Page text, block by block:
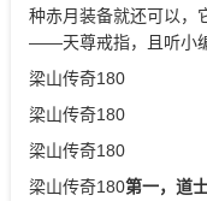
种赤月装备就还可以，
——天尊戒指，且听小
梁山传奇180
梁山传奇180
梁山传奇180
梁山传奇180第一，道